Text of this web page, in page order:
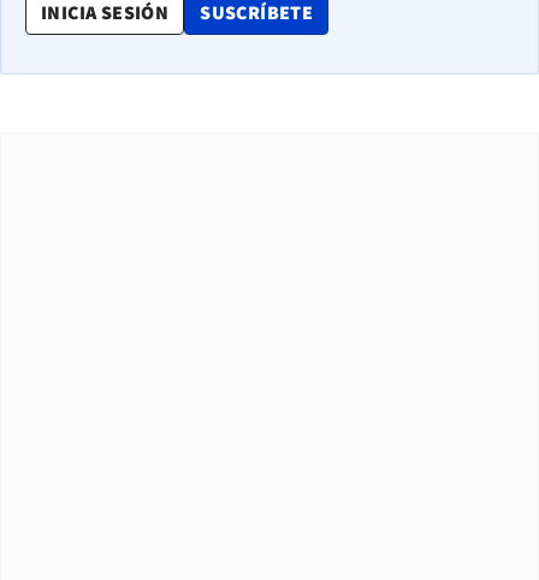
INICIA SESIÓN SUSCRÍBETE
OPENS IN NEW WINDOW